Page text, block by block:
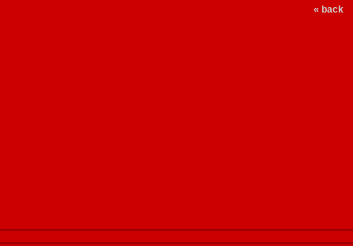
« back